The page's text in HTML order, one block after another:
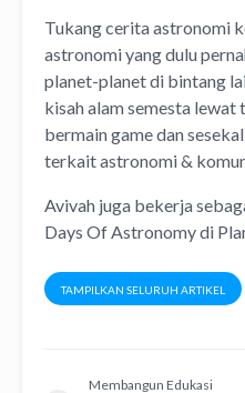
Tukang cerita astronomi
astronomiyang dulu
planet-planet di bintang
kisah alam semesta lewat
bermain game dan
terkait astronomi &
Avivah juga bekerja
Days Of Astronomydi
TAMPILKAN SELURUH ARTIKEL
Membangun Edukasi